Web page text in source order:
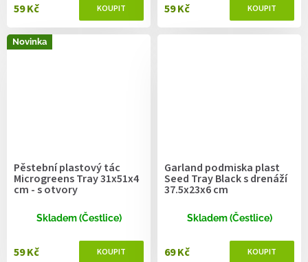
59 Kč 59 Kč
Novinka
Pěstební plastový tác
Microgreens Tray 31x51x4
cm - s otvory
Skladem (Čestlice)
59 Kč
Garland podmiska plast
Seed Tray Black s drenáží
37.5x23x6 cm
Skladem (Čestlice)
69 Kč